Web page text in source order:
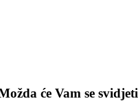
će Vam se svidjeti